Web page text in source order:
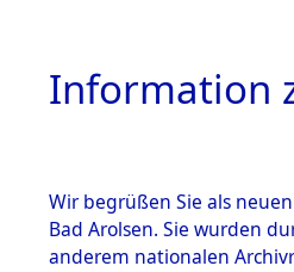
Information
Wir begrüßen Sie als
Bad Arolsen. Sie wurden
anderem nationalen